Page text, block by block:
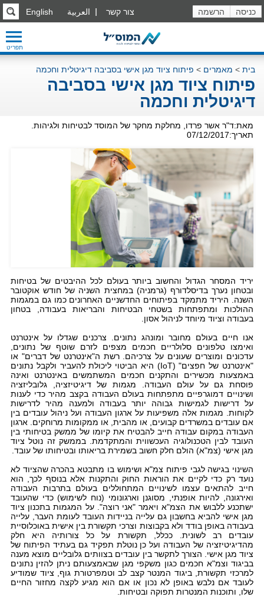
כניסה הרשמה English العربية צור קשר
תפריט
בית > מאמרים > פיתוח ציוד מגן אישי בסביבה דיגיטלית וחכמה
פיתוח ציוד מגן אישי בסביבה
דיגיטלית וחכמה
מאת:ד"ר אשר פרדו, מחלקת מחקר של המוסד לבטיחות ולגיהות.
תאריך:07/12/2017
יריד המסחר הגדול והחשוב ביותר בעולם לכל ההיבטים של בטיחות
ובטחון נערך בדיסלדורף (גרמניה) במחצית השניה של חודש אוקטובר
השנה. היריד מתמקד בפיתוחים החדשניים האחרונים כמו גם במגמות
ההולכות ומתפתחות בשטחי הבטיחות והבריאות בעבודה, בטחון
בעבודה וציוד מיוחד לניהול אסון.
אנו חיים בעולם מחובר ומונהג נתונים. צרכנים שגדלו על אינטרנט
ואימצו טלפונים סלולריים חכמים מצפים לזרם שוטף של נתונים,
עדכונים ומוצרים שעונים על צרכיהם. רשת ה"אינטרנט של דברים" או
"אינטרנט של חפצים" (IoT) היא הביטוי ליכולת להעביר ולקבל נתונים
באמצעות מכשירים והתקנים חכמים המשתמשים באינטרנט ואינה
פוסחת גם על עולם העבודה. מגמות של דיגיטיזציה, גלובליזציה
ושינויים דמוגרפיים מתפתחות בעולם העבודה בקצב מהיר כדי לענות
על דרישות לגמישות גבוהה יותר בעבודה ולמענה מהיר לדרישות
לקוחות. מגמות אלה משפיעות על ארגון העבודה ועל ניהול עובדים בין
אם עובדים במשרדים קבועים, או מהבית, או ממקומות מרוחקים. ארגון
העבודה במקום עבודה חייב להבטיח את קיומו של ממשק בטיחותי בין
העובד לבין הטכנולוגיה העכשווית והמתקדמת. בממשק זה נוטל ציוד
מגן אישי (צמ"א) הולם חלק חשוב בשמירת בריאותו ובטיחותו של עובד.
השינוי בגישה לגבי פיתוח צמ"א ושימוש בו מתבטא בהכרה שהציוד לא
נועד רק כדי לקיים את הוראות החוק והתקנות אלא בנוסף לכך, הוא
חייב להתאים עצמו לשינויים המתחוללים בעולם בתרבות העבודה
ואירגונה, להיות אופנתי, מסוגנן וארגונומי (נוח לשימוש) כדי שהעובד
ישתכנע ללבוש את הצמ"א ויאמר "אני רוצה". על המגמות בתכנון ציוד
מגן אישי להביא בחשבון גם עלייה בניידות העובד לעומת העבר, עלייה
בעבודה באופן בודד ולא בקבוצות וצרכי תקשורת בין אישית באוכלוסיית
עובדים רב לשונית. ככלל, תקשורת על כל צורותיה היא חלק
מהדיגיטיזציה של העבודה ועל כן נוטלת תפקיד גם בעתיד הפיתוח של
ציוד מגן אישי. הצורך לתקשר בין עובדים בצוותים גלובליים מוצא מענה
בביגוד וצמ"א חכמים כגון משקפי מגן שבאמצעותם ניתן להזין נתונים
למרכזי תקשורת, ביגוד המנטר קצב לב וטמפרטורת גוף, ציוד שמודיע
לעובד אם נלבש באופן לא נכון או אם הוא מגיע לקצה מחזור החיים
שלו, ותוכנות המנטרות תפוקה ובטיחות.